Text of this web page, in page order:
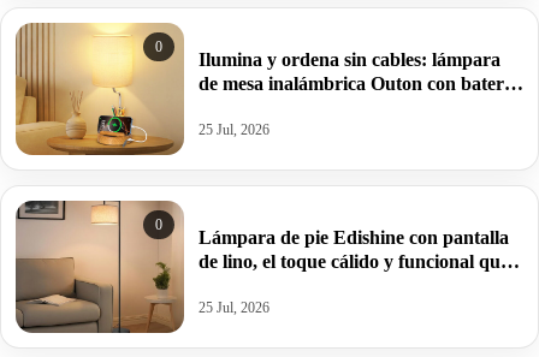
0
Ilumina y ordena sin cables: lámpara
de mesa inalámbrica Outon con batería
25 Jul, 2026
0
Lámpara de pie Edishine con pantalla
de lino, el toque cálido y funcional que
25 Jul, 2026